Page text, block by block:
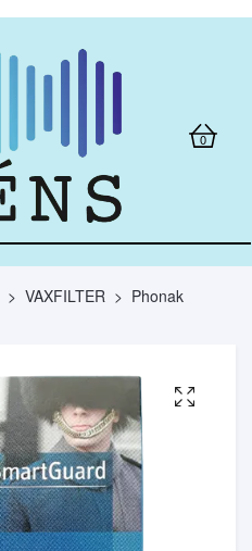
0
VAXFILTER
Phonak